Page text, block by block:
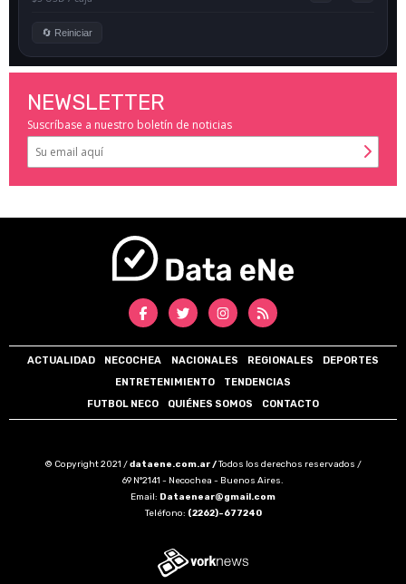
NEWSLETTER
Suscríbase a nuestro boletín de noticias
ACTUALIDAD NECOCHEA NACIONALES REGIONALES
DEPORTES
ENTRETENIMIENTO
TENDENCIAS
FUTBOL NECO
QUIÉNES SOMOS CONTACTO
© Copyright 2021 /dataene.com.ar /Todos los derechos reservados /
69 N°2141 - Necochea - Buenos Aires.
Email: Dataenear@gmail.com
Teléfono: (2262)-677240